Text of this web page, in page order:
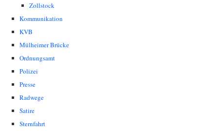
Zollstock
Kommunikation
KVB
Mülheimer Brücke
Ordnungsamt
Polizei
Presse
Radwege
Satire
Sternfahrt